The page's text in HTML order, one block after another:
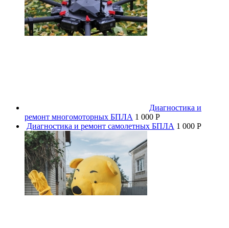
Диагностика и
ремонт многомоторных БПЛА 1 000 P
Диагностика и ремонт самолетных БПЛА 1 000 P